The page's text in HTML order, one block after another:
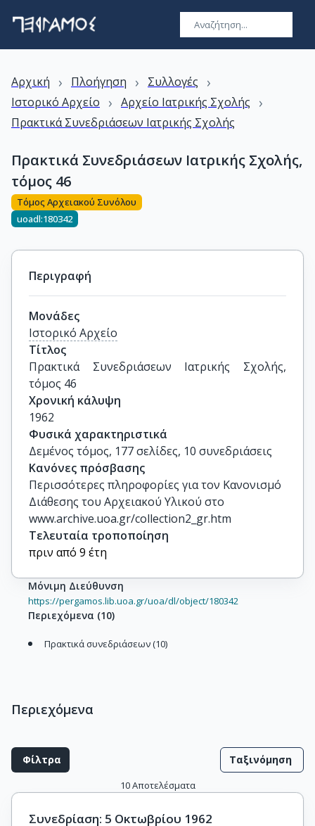
Αρχική › Πλοήγηση › Συλλογές ›
Ιστορικό Αρχείο › Αρχείο Ιατρικής Σχολής ›
Πρακτικά Συνεδριάσεων Ιατρικής Σχολής
Πρακτικά Συνεδριάσεων Ιατρικής Σχολής,
τόμος 46
Τόμος Αρχειακού Συνόλου
uoadl:180342
Περιγραφή
Μονάδες
Ιστορικό Αρχείο
Τίτλος
Πρακτικά Συνεδριάσεων Ιατρικής Σχολής,
τόμος 46
Χρονική κάλυψη
1962
Φυσικά χαρακτηριστικά
Δεμένος τόμος, 177 σελίδες, 10 συνεδριάσεις
Κανόνες πρόσβασης
Περισσότερες πληροφορίες για τον Κανονισμό
Διάθεσης του Αρχειακού Υλικού στο
www.archive.uoa.gr/collection2_gr.htm
Τελευταία τροποποίηση
πριν από 9 έτη
Μόνιμη Διεύθυνση
https://pergamos.lib.uoa.gr/uoa/dl/object/180342
Περιεχόμενα (10)
Πρακτικά συνεδριάσεων (10)
Περιεχόμενα
Φίλτρα Ταξινόμηση
10Αποτελέσματα
Συνεδρίαση: 5 Οκτωβρίου 1962